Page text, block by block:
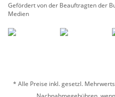
Gefördert von der Beauftragten der
Medien
* Alle Preise inkl. gesetzl.